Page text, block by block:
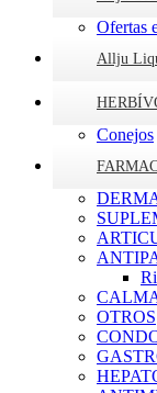
Ofertas
Allju
Conejos
OTROS